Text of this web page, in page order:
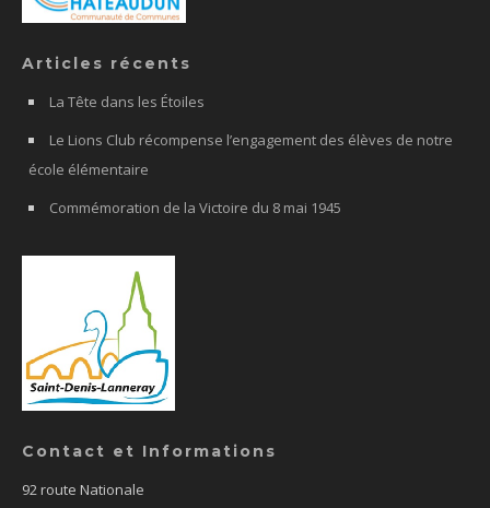
Articles récents
La Tête dans les Étoiles
Le Lions Club récompense l’engagement des élèves de notre
école élémentaire
Commémoration de la Victoire du 8 mai 1945
Contact et Informations
92 route Nationale